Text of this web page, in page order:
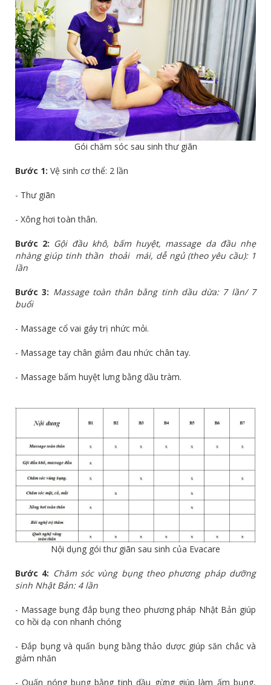
Gói chăm sóc sau sinh thư giãn
Bước 1: Vệ sinh cơ thể: 2 lần
- Thư giãn
- Xông hơi toàn thân.
Bước 2: Gội đầu khô, bấm huyệt, massage da đầu nhẹ
nhàng giúp tinh thần thoải mái, dễ ngủ (theo yêu cầu): 1
lần
Bước 3: Massage toàn thân bằng tinh dầu dừa: 7 lần/ 7
buổi
- Massage cổ vai gáy trị nhức mỏi.
- Massage tay chân giảm đau nhức chân tay.
- Massage bấm huyệt lưng bằng dầu tràm.
Nội dụng gói thư giãn sau sinh của Evacare
Bước 4: Chăm sóc vùng bụng theo phương pháp dưỡng
sinh Nhật Bản: 4 lần
- Massage bụng đắp bụng theo phương pháp Nhật Bản giúp
co hồi dạ con nhanh chóng
- Đắp bụng và quấn bụng bằng thảo dược giúp săn chắc và
giảm nhăn
- Quấn nóng bụng bằng tinh dầu gừng giúp làm ấm bụng,